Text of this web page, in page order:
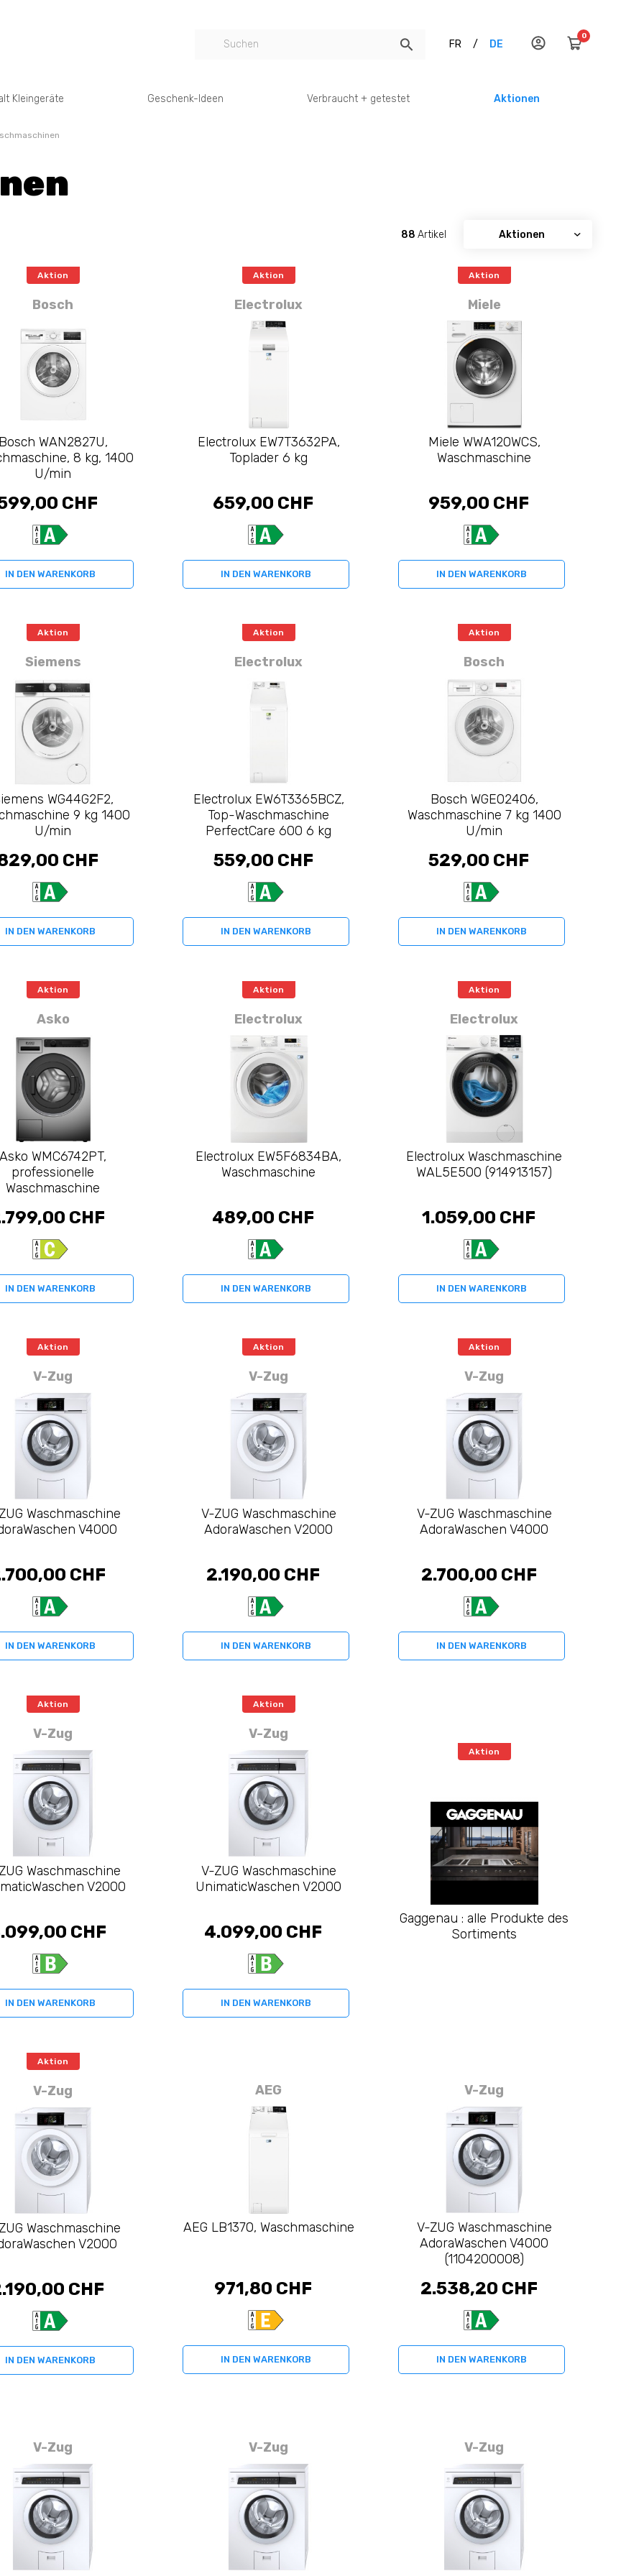
FR / DE
0
Kleingeräte Geschenk-Ideen Verbraucht + getestet Aktionen
88 Artikel
Aktion
Bosch
Bosch WAN2827U,
8 kg, 1400
U/min
CHF
IN DEN WARENKORB
Aktion
Electrolux
Electrolux EW7T3632PA,
Toplader 6 kg
659,00 CHF
IN DEN WARENKORB
Aktion
Miele
Miele WWA120WCS,
Waschmaschine
959,00 CHF
IN DEN WARENKORB
Aktion
Siemens
WG44G2F2,
9 kg 1400
U/min
CHF
IN DEN WARENKORB
Aktion
Electrolux
Electrolux EW6T3365BCZ,
Top-Waschmaschine
PerfectCare 600 6 kg
559,00 CHF
IN DEN WARENKORB
Aktion
Bosch
Bosch WGE02406,
Waschmaschine 7 kg 1400
U/min
529,00 CHF
IN DEN WARENKORB
Aktion
Asko
Asko WMC6742PT,
professionelle
Waschmaschine
CHF
IN DEN WARENKORB
Aktion
Electrolux
Electrolux EW5F6834BA,
Waschmaschine
489,00 CHF
IN DEN WARENKORB
Aktion
Electrolux
Electrolux Waschmaschine
WAL5E500 (914913157)
1.059,00 CHF
IN DEN WARENKORB
Aktion
V-Zug
Waschmaschine
V4000
CHF
IN DEN WARENKORB
Aktion
V-Zug
V-ZUG Waschmaschine
AdoraWaschen V2000
2.190,00 CHF
IN DEN WARENKORB
Aktion
V-Zug
V-ZUG Waschmaschine
AdoraWaschen V4000
2.700,00 CHF
IN DEN WARENKORB
Aktion
V-Zug
Waschmaschine
V2000
CHF
IN DEN WARENKORB
Aktion
V-Zug
V-ZUG Waschmaschine
UnimaticWaschen V2000
4.099,00 CHF
IN DEN WARENKORB
Aktion
Gaggenau : alle Produkte des
Sortiments
Aktion
V-Zug
Waschmaschine
V2000
CHF
IN DEN WARENKORB
AEG
AEG LB1370, Waschmaschine
971,80 CHF
IN DEN WARENKORB
V-Zug
V-ZUG Waschmaschine
AdoraWaschen V4000
(1104200008)
2.538,20 CHF
IN DEN WARENKORB
V-Zug V-Zug V-Zug